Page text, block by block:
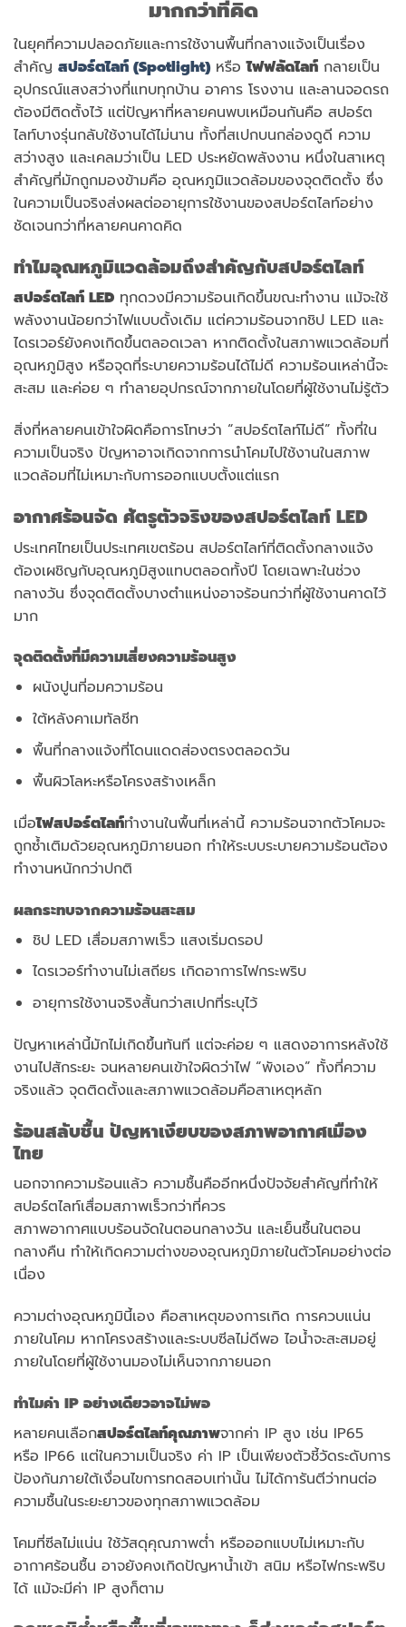
มากกว่าที่คิด
ในยุคที่ความปลอดภัยและการใช้งานพื้นที่กลางแจ้งเป็นเรื่อง
สำคัญ สปอร์ตไลท์ (Spotlight)หรือไฟฟลัดไลท์ กลายเป็น
อุปกรณ์แสงสว่างที่แทบทุกบ้าน อาคาร โรงงาน และลานจอดรถ
ต้องมีติดตั้งไว้ แต่ปัญหาที่หลายคนพบเหมือนกันคือ สปอร์ต
ไลท์บางรุ่นกลับใช้งานได้ไม่นาน ทั้งที่สเปกบนกล่องดูดี ความ
สว่างสูง และเคลมว่าเป็น LED ประหยัดพลังงาน หนึ่งในสาเหตุ
สำคัญที่มักถูกมองข้ามคือ อุณหภูมิแวดล้อมของจุดติดตั้ง ซึ่ง
ในความเป็นจริงส่งผลต่ออายุการใช้งานของสปอร์ตไลท์อย่าง
ชัดเจนกว่าที่หลายคนคาดคิด
ทำไมอุณหภูมิแวดล้อมถึงสำคัญกับสปอร์ตไลท์
สปอร์ตไลท์ LED ทุกดวงมีความร้อนเกิดขึ้นขณะทำงาน แม้จะใช้
พลังงานน้อยกว่าไฟแบบดั้งเดิม แต่ความร้อนจากชิป LED และ
ไดรเวอร์ยังคงเกิดขึ้นตลอดเวลา หากติดตั้งในสภาพแวดล้อมที่
อุณหภูมิสูง หรือจุดที่ระบายความร้อนได้ไม่ดี ความร้อนเหล่านี้จะ
สะสม และค่อย ๆ ทำลายอุปกรณ์จากภายในโดยที่ผู้ใช้งานไม่รู้ตัว
สิ่งที่หลายคนเข้าใจผิดคือการโทษว่า “สปอร์ตไลท์ไม่ดี” ทั้งที่ใน
ความเป็นจริง ปัญหาอาจเกิดจากการนำโคมไปใช้งานในสภาพ
แวดล้อมที่ไม่เหมาะกับการออกแบบตั้งแต่แรก
อากาศร้อนจัด ศัตรูตัวจริงของสปอร์ตไลท์ LED
ประเทศไทยเป็นประเทศเขตร้อน สปอร์ตไลท์ที่ติดตั้งกลางแจ้ง
ต้องเผชิญกับอุณหภูมิสูงแทบตลอดทั้งปี โดยเฉพาะในช่วง
กลางวัน ซึ่งจุดติดตั้งบางตำแหน่งอาจร้อนกว่าที่ผู้ใช้งานคาดไว้
มาก
จุดติดตั้งที่มีความเสี่ยงความร้อนสูง
ผนังปูนที่อมความร้อน
ใต้หลังคาเมทัลชีท
พื้นที่กลางแจ้งที่โดนแดดส่องตรงตลอดวัน
พื้นผิวโลหะหรือโครงสร้างเหล็ก
เมื่อไฟสปอร์ตไลท์ทำงานในพื้นที่เหล่านี้ ความร้อนจากตัวโคมจะ
ถูกซ้ำเติมด้วยอุณหภูมิภายนอก ทำให้ระบบระบายความร้อนต้อง
ทำงานหนักกว่าปกติ
ผลกระทบจากความร้อนสะสม
ชิป LED เสื่อมสภาพเร็ว แสงเริ่มดรอป
ไดรเวอร์ทำงานไม่เสถียร เกิดอาการไฟกระพริบ
อายุการใช้งานจริงสั้นกว่าสเปกที่ระบุไว้
ปัญหาเหล่านี้มักไม่เกิดขึ้นทันที แต่จะค่อย ๆ แสดงอาการหลังใช้
งานไปสักระยะ จนหลายคนเข้าใจผิดว่าไฟ “พังเอง” ทั้งที่ความ
จริงแล้ว จุดติดตั้งและสภาพแวดล้อมคือสาเหตุหลัก
ร้อนสลับชื้น ปัญหาเงียบของสภาพอากาศเมือง
ไทย
นอกจากความร้อนแล้ว ความชื้นคืออีกหนึ่งปัจจัยสำคัญที่ทำให้
สปอร์ตไลท์เสื่อมสภาพเร็วกว่าที่ควร
สภาพอากาศแบบร้อนจัดในตอนกลางวัน และเย็นชื้นในตอน
กลางคืน ทำให้เกิดความต่างของอุณหภูมิภายในตัวโคมอย่างต่อ
เนื่อง
ความต่างอุณหภูมินี้เอง คือสาเหตุของการเกิด การควบแน่น
ภายในโคม หากโครงสร้างและระบบซีลไม่ดีพอ ไอน้ำจะสะสมอยู่
ภายในโดยที่ผู้ใช้งานมองไม่เห็นจากภายนอก
ทำไมค่า IP อย่างเดียวอาจไม่พอ
หลายคนเลือกสปอร์ตไลท์คุณภาพจากค่า IP สูง เช่น IP65
หรือ IP66 แต่ในความเป็นจริง ค่า IP เป็นเพียงตัวชี้วัดระดับการ
ป้องกันภายใต้เงื่อนไขการทดสอบเท่านั้น ไม่ได้การันตีว่าทนต่อ
ความชื้นในระยะยาวของทุกสภาพแวดล้อม
โคมที่ซีลไม่แน่น ใช้วัสดุคุณภาพต่ำ หรือออกแบบไม่เหมาะกับ
อากาศร้อนชื้น อาจยังคงเกิดปัญหาน้ำเข้า สนิม หรือไฟกระพริบ
ได้ แม้จะมีค่า IP สูงก็ตาม